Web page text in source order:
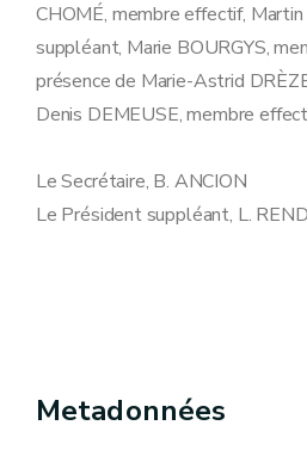
CHOMÉ, membre effectif,
suppléant, Marie BOURGYS,
présence de Marie-Astrid
Denis DEMEUSE, membre
Le Secrétaire, B. ANCION
Le Président suppléant, L.
Metadonnées